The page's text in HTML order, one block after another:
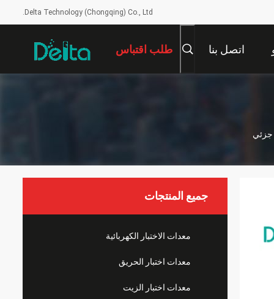
Delta Technology (Chongqing) Co., Ltd.
اتصل بنا طلب اقتباس
جميع المنتجات
معدات الاختبار الكهربائية
معدات اختبار الحريق
معدات اختبار الزيت